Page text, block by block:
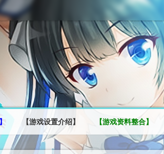
【游戏设置介绍】 【游戏资料整合】